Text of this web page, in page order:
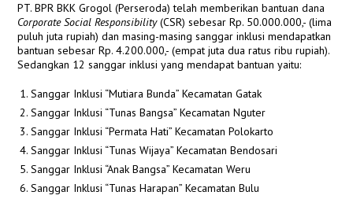
PT. BPR BKK Grogol (Perseroda) telah memberikan bantuan dana
Corporate Social Responsibility(CSR) sebesar Rp. 50.000.000,- (lima
puluh juta rupiah) dan masing-masing sanggar inklusi mendapatkan
bantuan sebesar Rp. 4.200.000,- (empat juta dua ratus ribu rupiah).
Sedangkan 12 sanggar inklusi yang mendapat bantuan yaitu:
Sanggar Inklusi “Mutiara Bunda” Kecamatan Gatak
Sanggar Inklusi “Tunas Bangsa” Kecamatan Nguter
Sanggar Inklusi “Permata Hati” Kecamatan Polokarto
Sanggar Inklusi “Tunas Wijaya” Kecamatan Bendosari
Sanggar Inklusi “Anak Bangsa” Kecamatan Weru
Sanggar Inklusi “Tunas Harapan” Kecamatan Bulu